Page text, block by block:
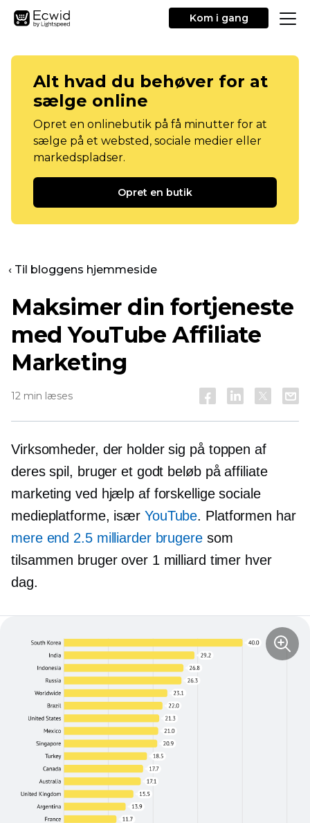
Kom i gang
Alt hvad du behøver for at
sælge online
Opret en onlinebutik på få minutter for at
sælge på et websted, sociale medier eller
markedspladser.
Opret en butik
‹ Til bloggens hjemmeside
Maksimer din fortjeneste
med YouTube Affiliate
Marketing
12 min læses
Virksomheder, der holder sig på toppen af ​​
deres spil, bruger et godt beløb på affiliate
marketing ved hjælp af forskellige sociale
medieplatforme, især YouTube. Platformen har
mere end 2.5 milliarder brugeresom
tilsammen bruger over 1 milliard timer hver
dag.